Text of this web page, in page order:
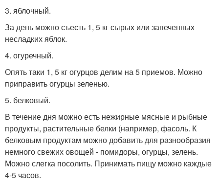
3. яблочный.
За день можно съесть 1, 5 кг сырых или запеченных
несладких яблок.
4. огуречный.
Опять таки 1, 5 кг огурцов делим на 5 приемов. Можно
приправить огурцы зеленью.
5. белковый.
В течение дня можно есть нежирные мясные и рыбные
продукты, растительные белки (например, фасоль. К
белковым продуктам можно добавить для разнообразия
немного свежих овощей - помидоры, огурцы, зелень.
Можно слегка посолить. Принимать пищу можно каждые
4-5 часов.